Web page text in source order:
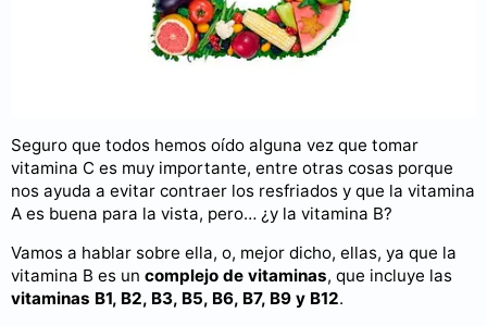
Seguro que todos hemos oído alguna vez que tomar
vitamina C es muy importante, entre otras cosas porque
nos ayuda a evitar contraer los resfriados y que la vitamina
A es buena para la vista, pero… ¿y la vitamina B?
Vamos a hablar sobre ella, o, mejor dicho, ellas, ya que la
vitamina B es un complejo de vitaminas, que incluye las
vitaminas B1, B2, B3, B5, B6, B7, B9 y B12.